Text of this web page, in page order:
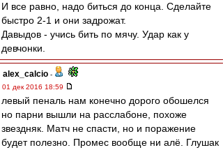
И все равно, надо биться до конца. Сделайте
быстро 2-1 и они задрожат.
Давыдов - учись бить по мячу. Удар как у
девчонки.
alex_calcio -
01 дек 2016 18:59
левый пеналь нам конечно дорого обошелся
но парни вышли на расслабоне, похоже
звездняк. Матч не спасти, но и поражение
будет полезно. Промес вообще ни алё. Глушак